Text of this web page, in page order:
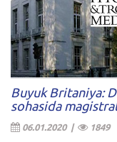
Buyuk Britaniya:
sohasida
06.01.2020 | 1849